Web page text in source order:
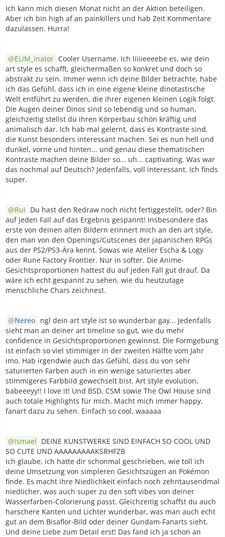
Ich kann mich diesen Monat nicht an der Aktion beteiligen.
Aber ich bin high af an painkillers und hab Zeit Kommentare
dazulassen. Hurra!
ELIM_inator Cooler Username. Ich liiiieeeebe es, wie dein
art style es schafft, gleichermaßen so konkret und doch so
abstrakt zu sein. Immer wenn ich deine Bilder betrachte, habe
ich das Gefühl, dass ich in eine eigene kleine dinotastische
Welt entführt zu werden, die ihrer eigenen kleinen Logik folgt.
Die Augen deiner Dinos sind so lebendig und so human,
gleichzeitig stellst du ihren Körperbau schön kräftig und
animalisch dar. Ich hab mal gelernt, dass es Kontraste sind,
die Kunst besonders interessant machen. Sei es nun hell und
dunkel, vorne und hinten... und genau diese thematischen
Kontraste machen deine Bilder so... uh... captivating. Was war
das nochmal auf Deutsch? Jedenfalls, voll interessant. Ich finds
super.
Rui Du hast den Redraw noch nicht fertiggestellt, oder? Bin
auf jeden Fall auf das Ergebnis gespannt! Insbesondere das
erste von deinen alten Bildern erinnert mich an den art style,
den man von den Openings/Cutscenes der japanischen RPGs
aus der PS2/PS3-Ära kennt. Sowas wie Atelier Escha & Logy
oder Rune Factory Frontier. Nur in softer. Die Anime-
Gesichtsproportionen hattest du auf jeden Fall gut drauf. Da
wäre ich echt gespannt zu sehen, wie du heutzutage
menschliche Chars zeichnest.
Nereo ngl dein art style ist so wunderbar gay... Jedenfalls
sieht man an deiner art timeline so gut, wie du mehr
confidence in Gesichtsproportionen gewinnst. Die Formgebung
ist einfach so viel stimmiger in der zweiten Hälfte vom Jahr
imo. Hab irgendwie auch das Gefühl, dass du von sehr
saturierten Farben auch in ein wenige saturiertes aber
stimmigeres Farbbild gewechselt bist. Art style evolution,
babeeeyy!! I love it! Und BSD, CSM sowie The Owl House sind
auch totale Highlights für mich. Macht mich immer happy,
fanart dazu zu sehen. Einfach so cool, waaaaa
Ismael DEINE KUNSTWERKE SIND EINFACH SO COOL UND
SO CUTE UND AAAAAAAAAKSRHFZB
Ich glaube, ich hatte dir schonmal geschrieben, wie toll ich
deine Umsetzung von simpleren Gesichtszügen an Pokémon
finde. Es macht ihre Niedlichkeit einfach noch zehntausendmal
niedlicher, was auch super zu den soft vibes von deiner
Wasserfarben-Colorierung passt. Gleichzeitig schaffst du auch
harschere Kanten und Lichter wunderbar, was man auch echt
gut an dem Bisaflor-Bild oder deiner Gundam-Fanarts sieht.
Und deine Liebe zum Detail erst! Das fand ich ja schon an